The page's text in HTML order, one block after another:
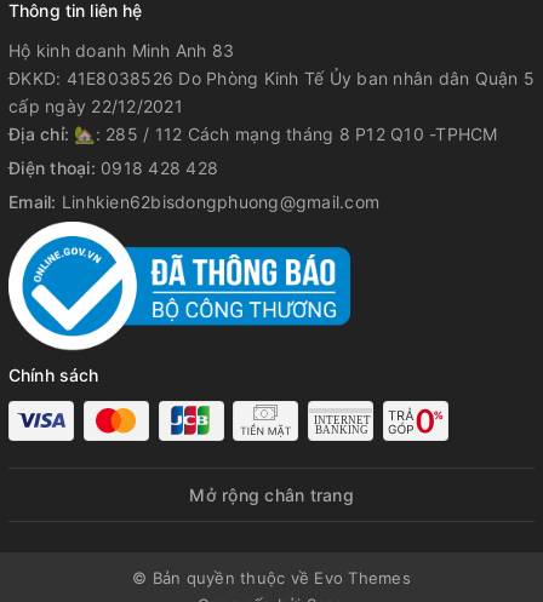
Thông tin liên hệ
Hộ kinh doanh Minh Anh 83
ĐKKD: 41E8038526 Do Phòng Kinh Tế Ủy ban nhân dân Quận 5
cấp ngày 22/12/2021
Địa chỉ: 🏡: 285 / 112 Cách mạng tháng 8 P12 Q10 -TPHCM
Điện thoại: 0918 428 428
Email: Linhkien62bisdongphuong@gmail.com
Chính sách
Mở rộng chân trang
© Bản quyền thuộc về Evo Themes